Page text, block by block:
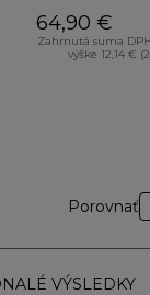
64,90 €
Zahrnutá suma
výške 12,14 €
Porovnať
VÝSLEDKY